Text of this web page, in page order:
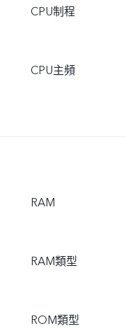
CPU制程
CPU主頻
RAM
RAM類型
ROM類型